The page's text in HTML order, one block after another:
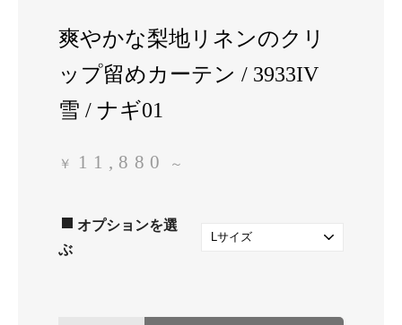
爽やかな梨地リネンのクリ
ップ留めカーテン / 3933IV
雪 / ナギ01
￥ 11,880 ～
オプションを選
ぶ